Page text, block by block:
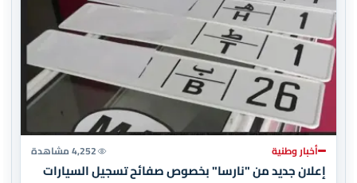
أخبار وطنية 4,252 مشاهدة
إعلان جديد من "نارسا" بخصوص صفائح تسجيل السيارات